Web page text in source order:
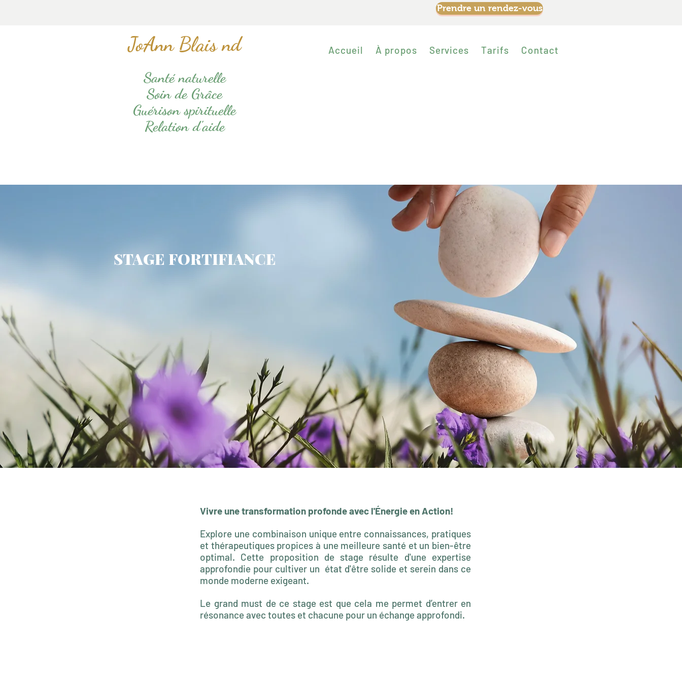
Prendre un rendez-vous
JoAnn Blais nd
Santé naturelle
Soin de Grâce
Guérison spirituelle
Relation d'aide
Accueil À propos Services Tarifs Contact
STAGE FORTIFIANCE
Vivre une transformation profonde avec l'Énergie en Action!
Explore une combinaison unique entre connaissances, pratiques
et thérapeutiques propices à une meilleure santé et un bien-être
optimal. Cette proposition de stage résulte d'une expertise
approfondie pour cultiver un état d'être solide et serein dans ce
monde moderne exigeant.
Le grand must de ce stage est que cela me permet d’entrer en
résonance avec toutes et chacune pour un échange approfondi.